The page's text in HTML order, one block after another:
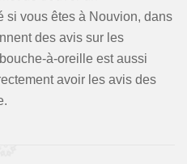
si vous êtes à Nouvion, dans
des avis sur les
à-oreille est aussi
avoir les avis des